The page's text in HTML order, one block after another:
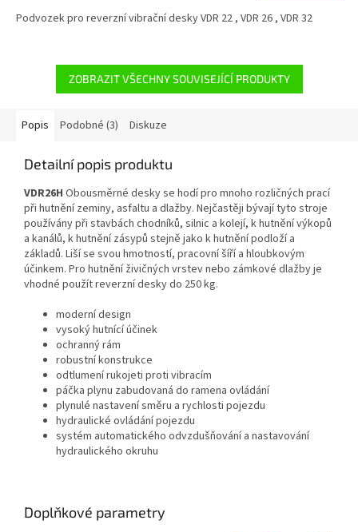
Podvozek pro reverzní vibrační desky VDR 22 , VDR 26 , VDR 32
ZOBRAZIT VŠECHNY SOUVISEJÍCÍ PRODUKTY
Popis Podobné (3) Diskuze
Detailní popis produktu
VDR26H Obousměrné desky se hodí pro mnoho rozličných prací
při hutnění zeminy, asfaltu a dlažby. Nejčastěji bývají tyto stroje
používány při stavbách chodníků, silnic a kolejí, k hutnění výkopů
a kanálů, k hutnění zásypů stejně jako k hutnění podloží a
základů. Liší se svou hmotností, pracovní šíří a hloubkovým
účinkem. Pro hutnění živičných vrstev nebo zámkové dlažby je
vhodné použít reverzní desky do 250 kg.
moderní design
vysoký hutnící účinek
ochranný rám
robustní konstrukce
odtlumení rukojeti proti vibracím
páčka plynu zabudovaná do ramena ovládání
plynulé nastavení směru a rychlosti pojezdu
hydraulické ovládání pojezdu
systém automatického odvzdušňování a nastavování
hydraulického okruhu
Doplňkové parametry